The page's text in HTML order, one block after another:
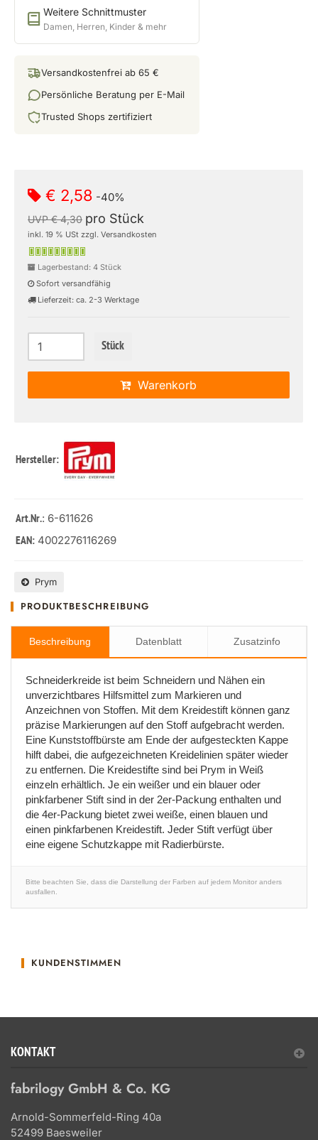
Weitere Schnittmuster
Damen, Herren, Kinder & mehr
Versandkostenfrei ab 65 €
Persönliche Beratung per E-Mail
Trusted Shops zertifiziert
€ 2,58 -40%
UVP € 4,30 pro Stück
inkl. 19 % USt zzgl. Versandkosten
Lagerbestand: 4 Stück
Sofort versandfähig
Lieferzeit: ca. 2-3 Werktage
Stück
Warenkorb
Hersteller:
Art.Nr.: 6-611626
EAN: 4002276116269
Prym
PRODUKTBESCHREIBUNG
Beschreibung Datenblatt Zusatzinfo
Schneiderkreide ist beim Schneidern und Nähen ein
unverzichtbares Hilfsmittel zum Markieren und
Anzeichnen von Stoffen. Mit dem Kreidestift können ganz
präzise Markierungen auf den Stoff aufgebracht werden.
Eine Kunststoffbürste am Ende der aufgesteckten Kappe
hilft dabei, die aufgezeichneten Kreidelinien später wieder
zu entfernen. Die Kreidestifte sind bei Prym in Weiß
einzeln erhältlich. Je ein weißer und ein blauer oder
pinkfarbener Stift sind in der 2er-Packung enthalten und
die 4er-Packung bietet zwei weiße, einen blauen und
einen pinkfarbenen Kreidestift. Jeder Stift verfügt über
eine eigene Schutzkappe mit Radierbürste.
Bitte beachten Sie, dass die Darstellung der Farben auf jedem Monitor anders
ausfallen.
KUNDENSTIMMEN
KONTAKT
fabrilogy GmbH & Co. KG
Arnold-Sommerfeld-Ring 40a
52499 Baesweiler